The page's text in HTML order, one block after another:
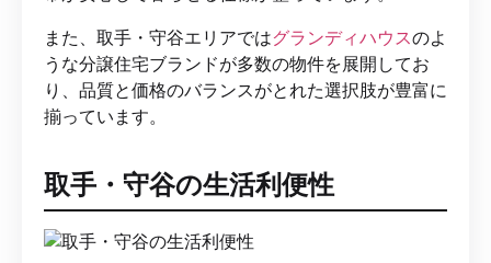
また、取手・守谷エリアではグランディハウスのよ
うな分譲住宅ブランドが多数の物件を展開してお
り、品質と価格のバランスがとれた選択肢が豊富に
揃っています。
取手・守谷の生活利便性